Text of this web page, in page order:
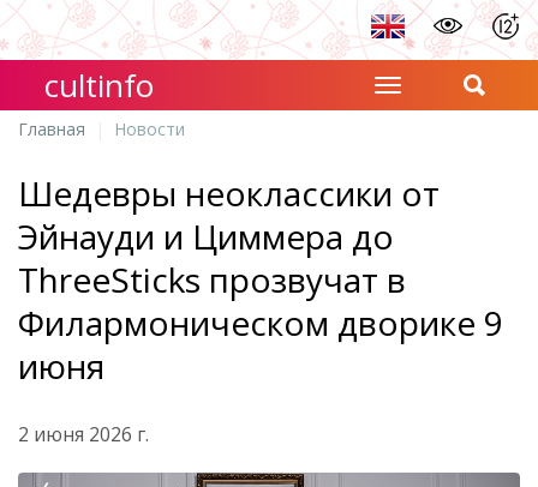
cultinfo
Главная Новости
Шедевры неоклассики от
Эйнауди и Циммера до
ThreeSticks прозвучат в
Филармоническом дворике 9
июня
2 июня 2026 г.